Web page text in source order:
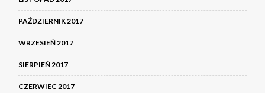
PAŹDZIERNIK 2017
WRZESIEŃ 2017
SIERPIEŃ 2017
CZERWIEC 2017